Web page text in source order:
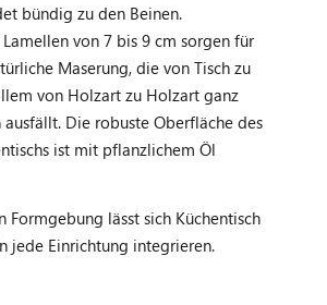
bündig zu den Beinen.
von 7 bis 9 cm sorgen für
Maserung, die von Tisch zu
von Holzart zu Holzart ganz
ausfällt. Die robuste Oberfläche des
ist mit pflanzlichem Öl
Formgebung lässt sich Küchentisch
jede Einrichtung integrieren.